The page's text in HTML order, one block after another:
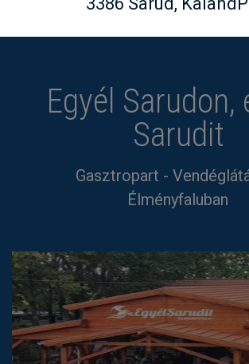
Egyél Sarudon,
Sarudit
Gasztropart -
Élményfaluban